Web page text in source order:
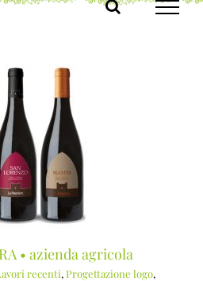
• azienda agricola
recenti, Progettazione logo,